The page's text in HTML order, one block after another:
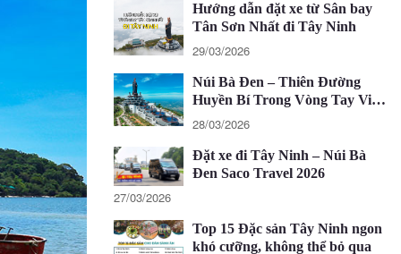
Hướng dẫn đặt xe từ Sân bay
Tân Sơn Nhất đi Tây Ninh
29/03/2026
Núi Bà Đen – Thiên Đường
Huyền Bí Trong Vòng Tay Việt
Nam
28/03/2026
Đặt xe đi Tây Ninh – Núi Bà
Đen Saco Travel 2026
27/03/2026
Top 15 Đặc sản Tây Ninh ngon
khó cưỡng, không thể bỏ qua